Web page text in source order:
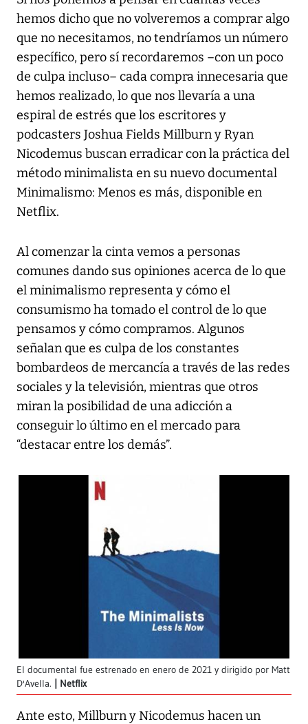
hemos dicho que no volveremos a comprar algo
que no necesitamos, no tendríamos un número
específico, pero sí recordaremos –con un poco
de culpa incluso– cada compra innecesaria que
hemos realizado, lo que nos llevaría a una
espiral de estrés que los escritores y
podcasters Joshua Fields Millburn y Ryan
Nicodemus buscan erradicar con la práctica del
método minimalista en su nuevo documental
Minimalismo: Menos es más, disponible en
Netflix.
Al comenzar la cinta vemos a personas
comunes dando sus opiniones acerca de lo que
el minimalismo representa y cómo el
consumismo ha tomado el control de lo que
pensamos y cómo compramos. Algunos
señalan que es culpa de los constantes
bombardeos de mercancía a través de las redes
sociales y la televisión, mientras que otros
miran la posibilidad de una adicción a
conseguir lo último en el mercado para
“destacar entre los demás”.
El documental fue estrenado en enero de 2021 y dirigido por Matt
D'Avella.
Netflix
Ante esto, Millburn y Nicodemus hacen un